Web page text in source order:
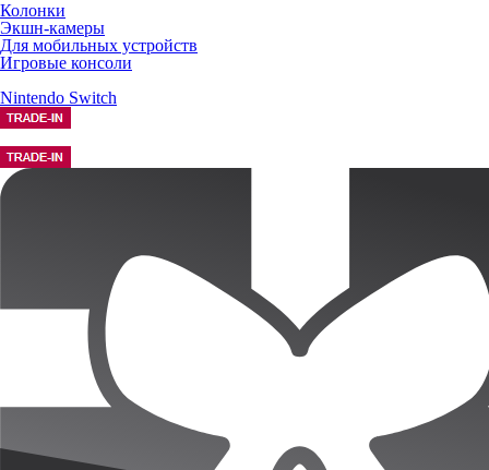
Колонки
Экшн-камеры
Для мобильных устройств
Игровые консоли
Nintendo Switch